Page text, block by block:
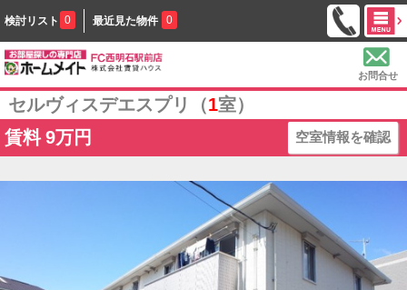
検討リスト 0 最近見た物件 0
お問合せ
セルヴィスデエスプリ（1室）
賃料 9万円 空室情報を確認